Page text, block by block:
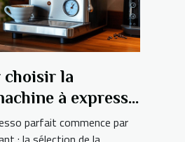
choisir la
à expresso
parfait commence par